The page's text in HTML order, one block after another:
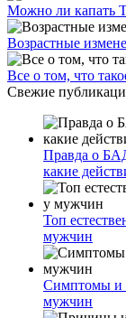
Можно ли капать
Возрастные
Все о том, что
Свежие
Правда о
какие
Топ
мужчин
Симптомы и
мужчин